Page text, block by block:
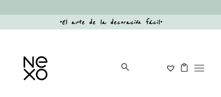
“El arte de la decoración fácil”